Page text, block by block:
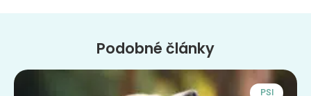
Podobné články
PSI